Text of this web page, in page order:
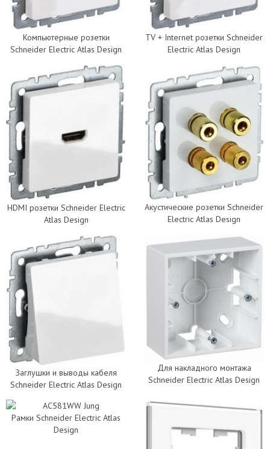
Компьютерные розетки
Schneider Electric Atlas Design
TV + Internet розетки Schneider
Electric Atlas Design
HDMI розетки Schneider Electric
Atlas Design
Акустические розетки Schneider
Electric Atlas Design
Заглушки и выводы кабеля
Schneider Electric Atlas Design
Для накладного монтажа
Schneider Electric Atlas Design
Рамки Schneider Electric Atlas
Design